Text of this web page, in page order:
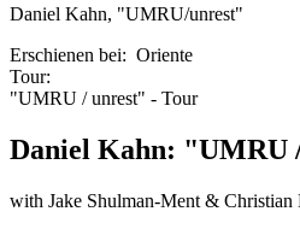
Daniel Kahn, "UMRU/unrest"
Erschienen bei: Oriente
Tour:
"UMRU / unrest" - Tour
Daniel Kahn: "UMRU
with Jake Shulman-Ment & Christian